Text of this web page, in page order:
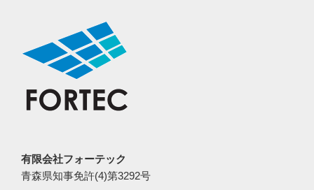
有限会社フォーテック
青森県知事免許(4)第3292号